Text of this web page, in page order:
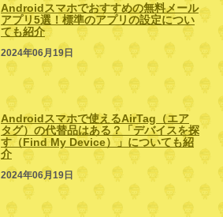
Androidスマホでおすすめの無料メール
アプリ5選！標準のアプリの設定につい
ても紹介
2024年06月19日
Androidスマホで使えるAirTag（エア
タグ）の代替品はある？「デバイスを探
す（Find My Device）」についても紹
介
2024年06月19日